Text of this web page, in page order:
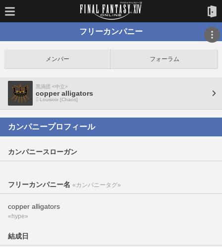
フリーカンパニー
メンバー フォーラム
黒渦団 <中立>
copper alligators
Louisoix [Chaos]
カンパニープロフィール
カンパニースローガン
フリーカンパニー名 «カンパニータグ»
copper alligators
«hype»
結成日